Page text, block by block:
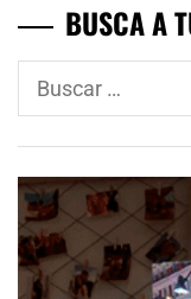
BUSCA A
Buscar: